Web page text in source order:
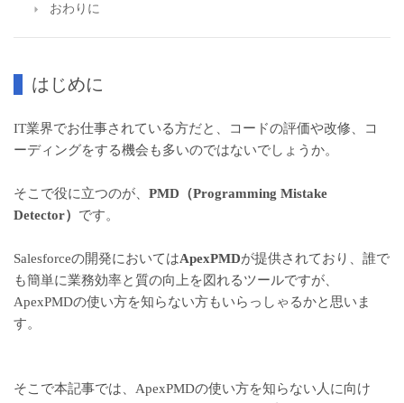
おわりに
はじめに
IT業界でお仕事されている方だと、コードの評価や改修、コ
ーディングをする機会も多いのではないでしょうか。
そこで役に立つのが、 PMD（Programming Mistake
Detector） です。
Salesforceの開発においてはApexPMDが提供されており、誰で
も簡単に業務効率と質の向上を図れるツールですが、
ApexPMDの使い方を知らない方もいらっしゃるかと思いま
す。
そこで本記事では、ApexPMDの使い方を知らない人に向け